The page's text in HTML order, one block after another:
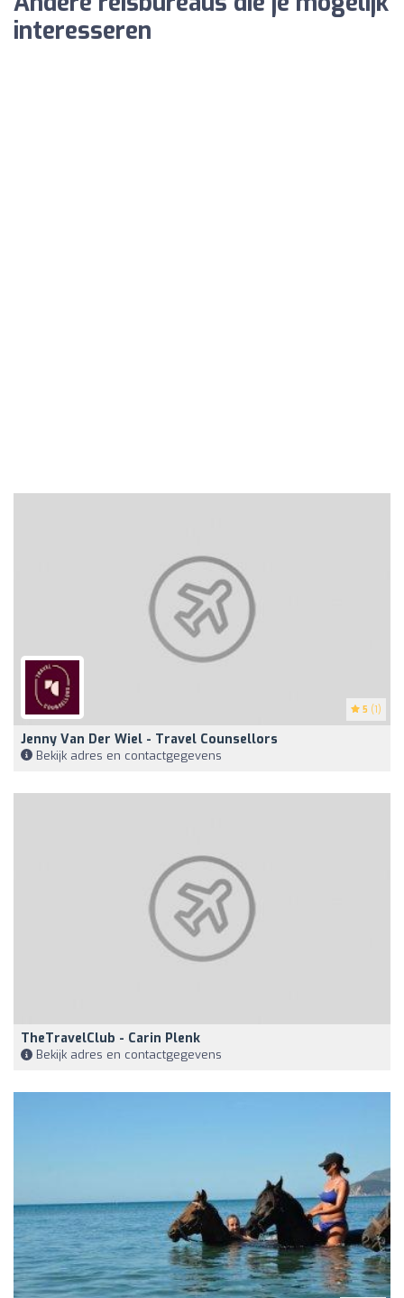
interesseren
5 (1)
Jenny Van Der Wiel - Travel Counsellors
Bekijk adres en contactgegevens
TheTravelClub - Carin Plenk
Bekijk adres en contactgegevens